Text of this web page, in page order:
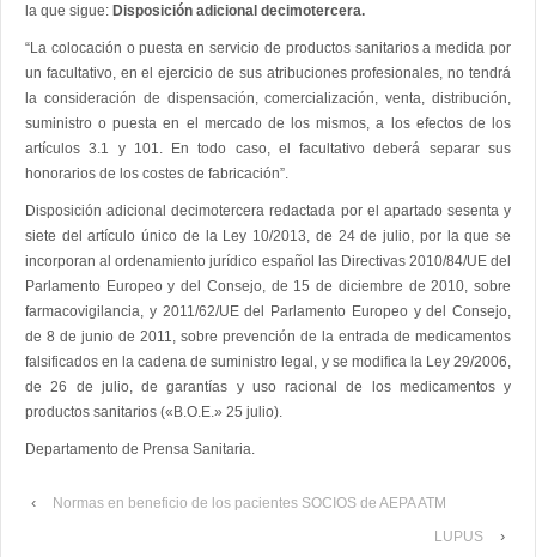
la que sigue: Disposición adicional decimotercera.
“La colocación o puesta en servicio de productos sanitarios a medida por
un facultativo, en el ejercicio de sus atribuciones profesionales, no tendrá
la consideración de dispensación, comercialización, venta, distribución,
suministro o puesta en el mercado de los mismos, a los efectos de los
artículos 3.1 y 101. En todo caso, el facultativo deberá separar sus
honorarios de los costes de fabricación”.
Disposición adicional decimotercera redactada por el apartado sesenta y
siete del artículo único de la Ley 10/2013, de 24 de julio, por la que se
incorporan al ordenamiento jurídico español las Directivas 2010/84/UE del
Parlamento Europeo y del Consejo, de 15 de diciembre de 2010, sobre
farmacovigilancia, y 2011/62/UE del Parlamento Europeo y del Consejo,
de 8 de junio de 2011, sobre prevención de la entrada de medicamentos
falsificados en la cadena de suministro legal, y se modifica la Ley 29/2006,
de 26 de julio, de garantías y uso racional de los medicamentos y
productos sanitarios («B.O.E.» 25 julio).
Departamento de Prensa Sanitaria.
‹
Normas en beneficio de los pacientes SOCIOS de AEPA ATM
LUPUS
›